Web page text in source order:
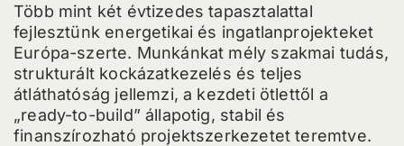
Több mint két évtizedes tapasztalattal
fejlesztünk energetikai és ingatlanprojekteket
Európa-szerte. Munkánkat mély szakmai tudás,
strukturált kockázatkezelés és teljes
átláthatóság jellemzi, a kezdeti ötlettől a
„ready-to-build” állapotig, stabil és
finanszírozható projektszerkezetet teremtve.